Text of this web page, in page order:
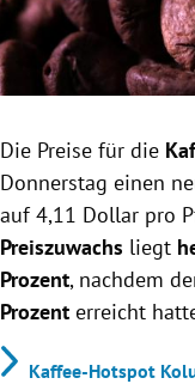
Untermenü
Untermenü
Untermenü
Die Preise für die
Donnerstag einen
auf 4,11 Dollar pro
Preiszuwachs liegt
Prozent, nachdem
Prozent erreicht
Kaffee-Hotspot